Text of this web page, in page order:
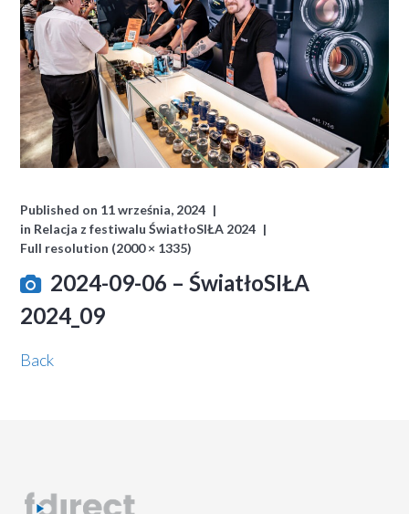
Published on 11 września, 2024
in Relacja z festiwalu ŚwiatłoSIŁA 2024
Full resolution (2000 × 1335)
2024-09-06 – ŚwiatłoSIŁA
2024_09
Back